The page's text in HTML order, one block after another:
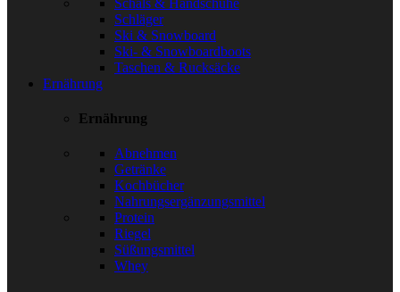
Schläger
Ski & Snowboard
Ski- & Snowboardboots
Taschen & Rucksäcke
Ernährung
Ernährung
Abnehmen
Getränke
Kochbücher
Nahrungsergänzungsmittel
Protein
Riegel
Süßungsmittel
Whey